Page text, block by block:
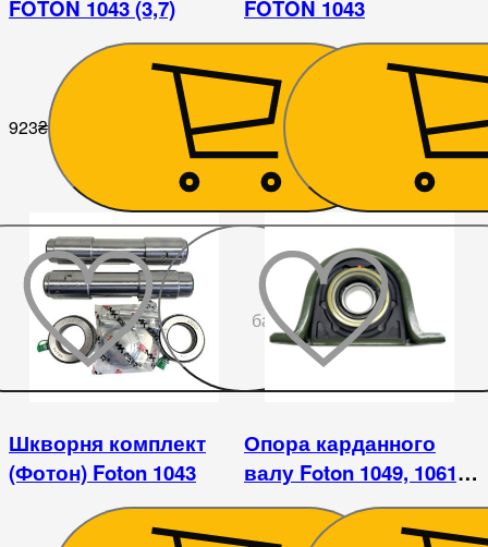
FOTON 1043 (3,7)
923₴
FOTON 1043
923₴
бажаного
Шкворня комплект
(Фотон) Foton 1043
Опора карданного
валу Foton 1049, 1061,
1069, 1093, 1099,
YUEJIN 1080 DFA1062